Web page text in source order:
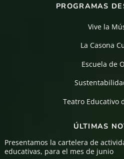
PROGRAMAS
Vive la
La Casona
Escuela de
Teatro Educativo
ÚLTIMAS
Presentamos la cartelera de
educativas, para el mes de junio